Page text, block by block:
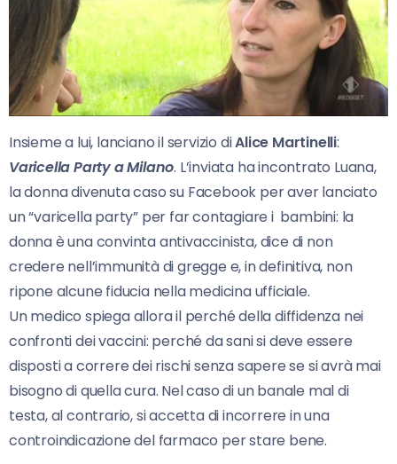
Insieme a lui, lanciano il servizio diAlice Martinelli:
Varicella Party a Milano. L’inviata ha incontrato Luana,
la donna divenuta caso su Facebook per aver lanciato
un “varicella party” per far contagiare i bambini: la
donna è una convinta antivaccinista, dice di non
credere nell’immunità di gregge e, in definitiva, non
ripone alcune fiducia nella medicina ufficiale.
Un medico spiega allora il perché della diffidenza nei
confronti dei vaccini: perché da sani si deve essere
disposti a correre dei rischi senza sapere se si avrà mai
bisogno di quella cura. Nel caso di un banale mal di
testa, al contrario, si accetta di incorrere in una
controindicazione del farmaco per stare bene.